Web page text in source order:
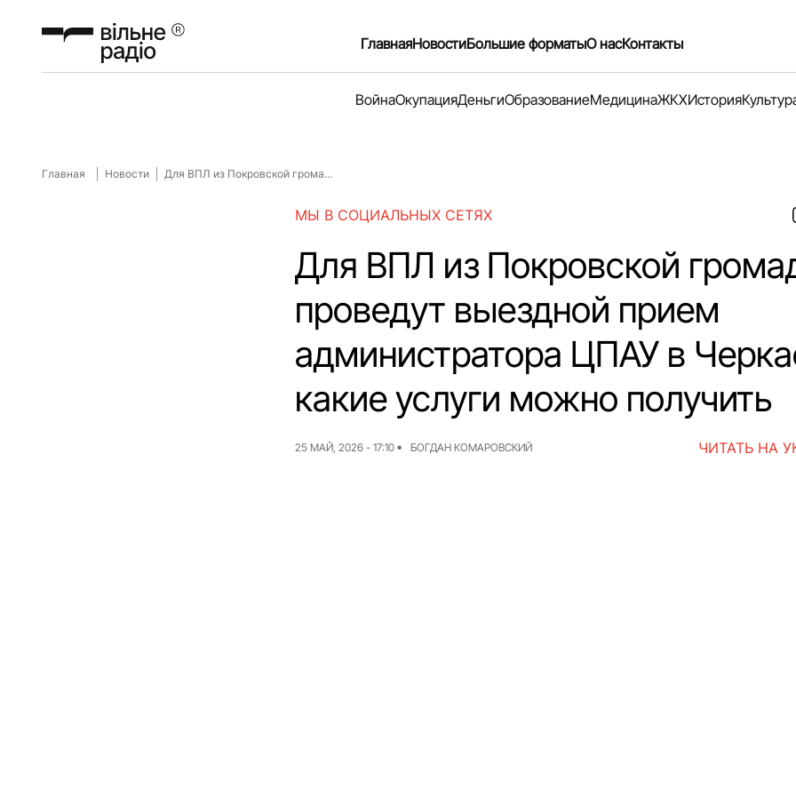
ГлавнаяНовостиБольшие форматыО насКонтакты
ВойнаОкупацияДеньгиОбразованиеМедицинаЖКХИстория
Главная Новости Для ВПЛ из Покровской грома...
МЫ В СОЦИАЛЬНЫХ СЕТЯХ
Для ВПЛ из Покровской
проведут выездной прием
администратора ЦПАУ в
какие услуги можно получить
25 МАЙ, 2026 - 17:10 БОГДАН КОМАРОВСКИЙ ЧИТАТЬ НА